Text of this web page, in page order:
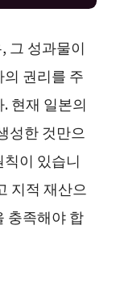
그 성과물이
권리를 주
현재 일본의
성한 것만으
이 있습니
지적 재산으
충족해야 합